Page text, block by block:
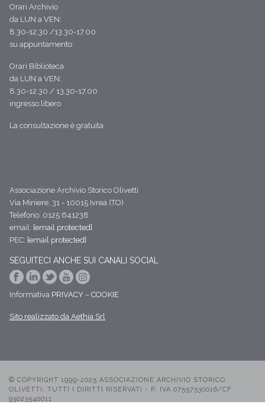
Orari Archivio
da LUN a VEN:
8.30-12.30 /13.30-17.00
su appuntamento
Orari Biblioteca
da LUN a VEN:
8.30-12.30 / 13.30-17.00
ingresso libero
La consultazione è gratuita
Associazione Archivio Storico Olivetti
Via Miniere, 31 - 10015 Ivrea (TO)
Telefono: 0125 641238
email: [email protected]
PEC: [email protected]
SEGUITECI ANCHE SUI CANALI SOCIAL
Informativa PRIVACY – COOKIE
Sito realizzato da Aethia Srl
© COPYRIGHT 1999-2025 ASSOCIAZIONE ARCHIVIO STORICO
OLIVETTI, TUTTI I DIRITTI RISERVATI - P. IVA 07557530016/CF
93023540011